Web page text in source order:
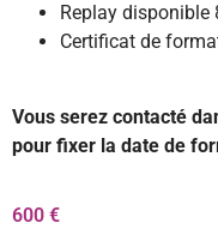
Replay disponible
Certificat de
Vous serez contacté
pour fixer la date de
600 €